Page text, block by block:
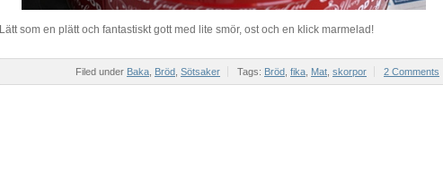
Lätt som en plätt och fantastiskt gott med lite smör, ost och en klick marmelad!
Filed under Baka Bröd Sötsaker Tags: Bröd fika Mat skorpor 2 Comments